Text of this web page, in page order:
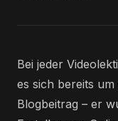
Bei jeder
es sich bereits
Blogbeitrag – er